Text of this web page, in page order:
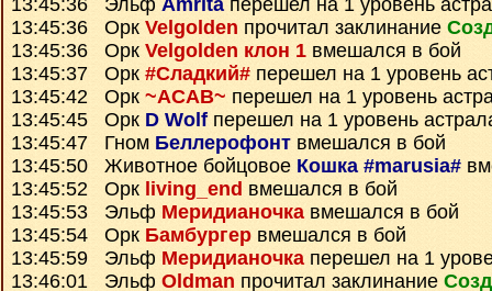
13:45:36 Эльф Amritaперешел на 1 уровень
13:45:36 Орк Velgolden прочитал заклинание
13:45:36 Орк Velgolden клон 1 вмешался в бой
13:45:37 Орк #Сладкий# перешел на 1 уровень
13:45:42 Орк ~ACAB~ перешел на 1 уровень
13:45:45 Орк D Wolf перешел на 1 уровень
13:45:47 Гном Беллерофонт вмешался в бой
13:45:50 Животное бойцовое Кошка #marusia#
13:45:52 Орк living_end вмешался в бой
13:45:53 Эльф Меридианочкавмешался в бой
13:45:54 Орк Бамбургер вмешался в бой
13:45:59 Эльф Меридианочкаперешел на 1
13:46:01 Эльф Oldman прочитал заклинание